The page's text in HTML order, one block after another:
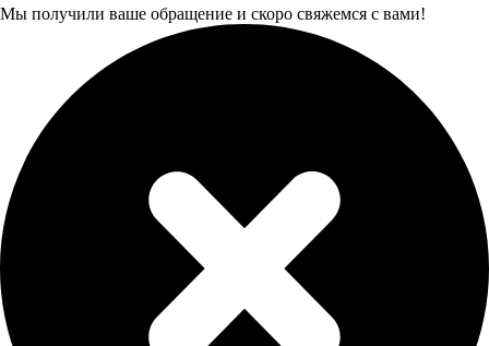
Мы получили ваше обращение и скоро свяжемся с вами!